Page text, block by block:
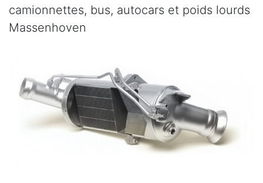
camionnettes, bus, autocars et poids lourds
Massenhoven